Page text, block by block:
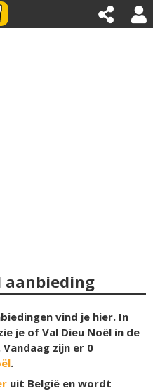
aanbieding
vind je hier. In
je of Val Dieu Noël in de
zijn er 0
.
uit België en wordt